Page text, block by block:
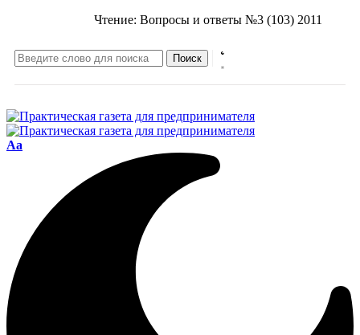
Чтение: Вопросы и ответы №3 (103) 2011
Aa